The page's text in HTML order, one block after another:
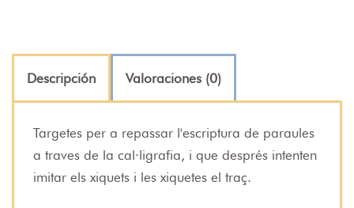
Descripción Valoraciones (0)
Targetes per a repassar l'escriptura de paraules
a traves de la cal·ligrafia, i que després intenten
imitar els xiquets i les xiquetes el traç.